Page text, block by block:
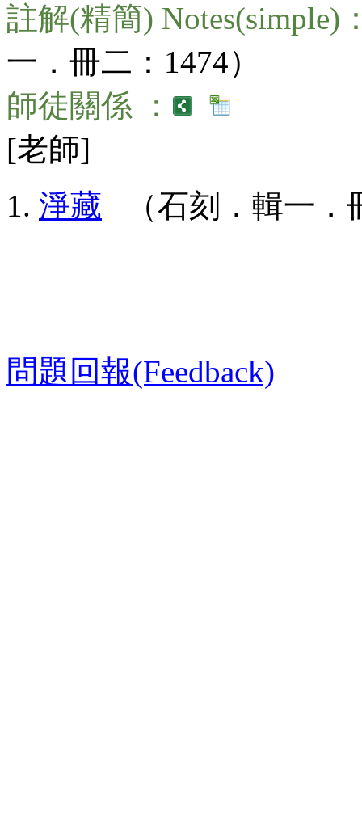
註解(精簡) Notes(simple)
一．冊二：1474）
師徒關係 ：
[老師]
淨藏 （石刻．輯一．
問題回報(Feedback)